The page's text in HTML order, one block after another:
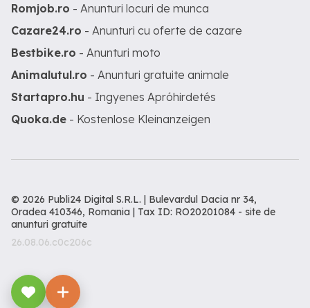
Romjob.ro - Anunturi locuri de munca
Cazare24.ro - Anunturi cu oferte de cazare
Bestbike.ro - Anunturi moto
Animalutul.ro - Anunturi gratuite animale
Startapro.hu - Ingyenes Apróhirdetés
Quoka.de - Kostenlose Kleinanzeigen
© 2026 Publi24 Digital S.R.L. | Bulevardul Dacia nr 34,
Oradea 410346, Romania | Tax ID: RO20201084 - site de
anunturi gratuite
26.08.06.c0c206c